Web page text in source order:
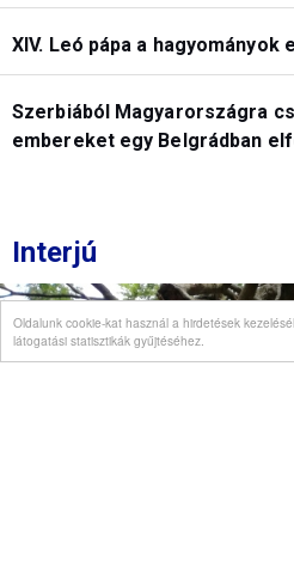
Oldalunk cookie-kat használ a hirdetések
látogatási statisztikák gyűjtéséhez.
XIV. Leó pápa a hagyományok
Szerbiából Magyarországra
embereket egy Belgrádban
Interjú